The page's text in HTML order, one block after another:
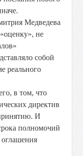
Медведева
не
собой
реального
в том, что
директив
И
полномочий